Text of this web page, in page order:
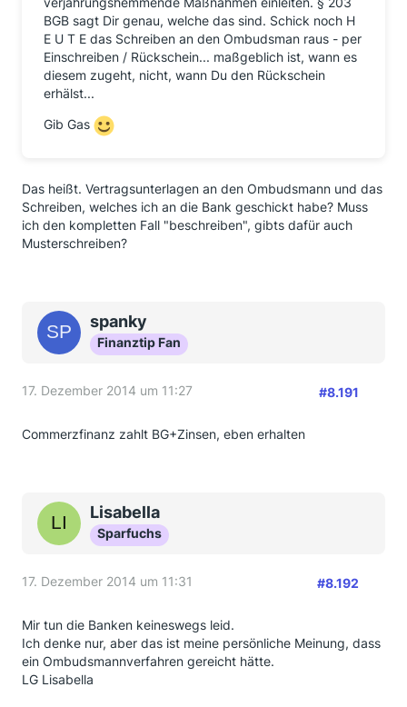
eingehen und sie sich darüber freuen können.
Immerhin ist es bei einigen ein Geldsegen, von dem
sie bis vor Kurzem noch nicht wussten, dass er ins
Haus steht. Und denen, die sich anwaltlich oder
gerichtlich auf die Spur gemacht haben, drücke ich
die Daumen, dass sie nicht auf den Kosten sitzen und
ihnen langwierige Prozesse erspart bleiben.
BGB sagt Dir genau, welche das sind. Schick noch H
E U T E das Schreiben an den Ombudsman raus - per
Einschreiben / Rückschein... maßgeblich ist, wann es
diesem zugeht, nicht, wann Du den Rückschein
erhälst...
Gib Gas
Das heißt. Vertragsunterlagen an den Ombudsmann und das
Schreiben, welches ich an die Bank geschickt habe? Muss
ich den kompletten Fall "beschreiben", gibts dafür auch
Musterschreiben?
spanky
Finanztip Fan
17. Dezember 2014 um 11:27 #8.191
Commerzfinanz zahlt BG+Zinsen, eben erhalten
Lisabella
Sparfuchs
17. Dezember 2014 um 11:31 #8.192
Mir tun die Banken keineswegs leid.
Ich denke nur, aber das ist meine persönliche Meinung, dass
ein Ombudsmannverfahren gereicht hätte.
LG Lisabella